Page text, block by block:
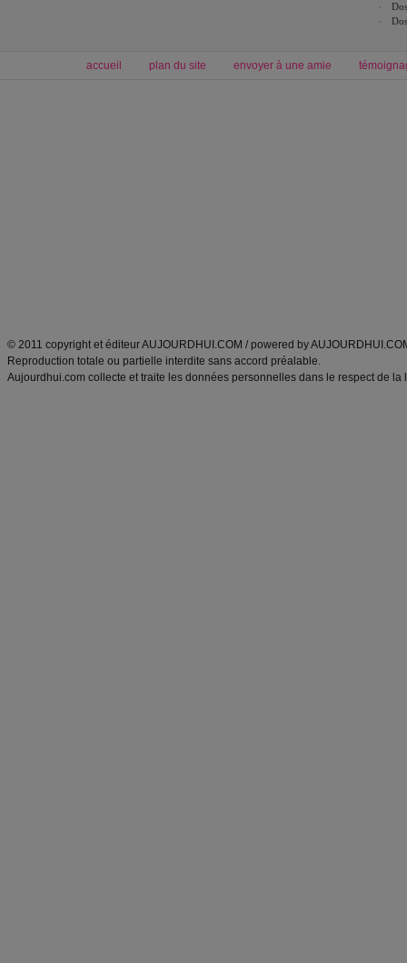
accueil plan du site envoyer à une amie
© 2011 copyright et éditeur AUJOURDHUI.COM / powered by
Reproduction totale ou partielle interdite sans accord préalable.
Aujourdhui.com collecte et traite les données personnelles dans le respect de